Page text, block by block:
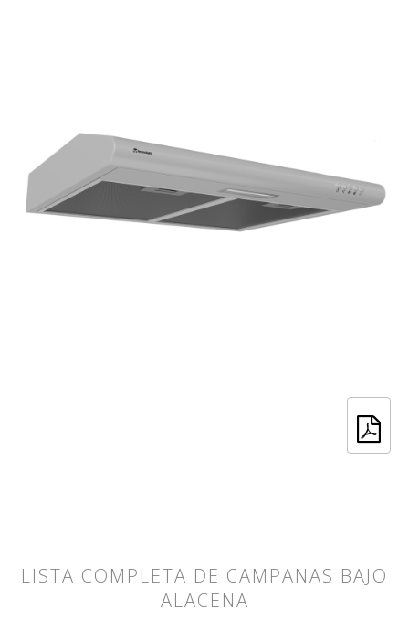
LISTA COMPLETA DE CAMPANAS BAJO
ALACENA